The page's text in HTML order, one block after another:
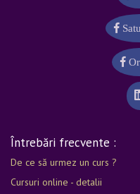
Întrebări frecvente :
De ce să urmez un curs ?
Cursuri online - detalii